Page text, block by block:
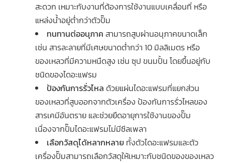
สะดวก เหมาะกับงานที่ต้องการใช้งานแบบเคลื่อนที่ หรือ
แหล่งน้ำอยู่ต่ำกว่าตัวปั๊ม
ทนทานต่ออนุภาค สามารถสูบผ่านอนุภาคขนาดเล็ก
เช่น สารละลายที่มีเศษขนาดต่ำกว่า 10 มิลลิเมตร หรือ
ของเหลวที่มีความหนืดสูง เช่น ซุป ขนมปั้น โดยขึ้นอยู่กับ
ชนิดของไดอะแฟรม
ป้องกันการรั่วไหล ด้วยแผ่นไดอะแฟรมที่แยกส่วน
ของเหลวที่สูบออกจากตัวเครื่อง ป้องกันการรั่วไหลของ
สารเคมีอันตราย และช่วยยืดอายุการใช้งานของปั๊ม
เนื่องจากปั๊มไดอะแฟรมไม่มีซีลเพลา
เลือกวัสดุได้หลากหลาย ทั้งตัวไดอะแฟรมและตัว
เครื่องปั๊มสามารถเลือกวัสดุให้เหมาะกับชนิดของของเหลว